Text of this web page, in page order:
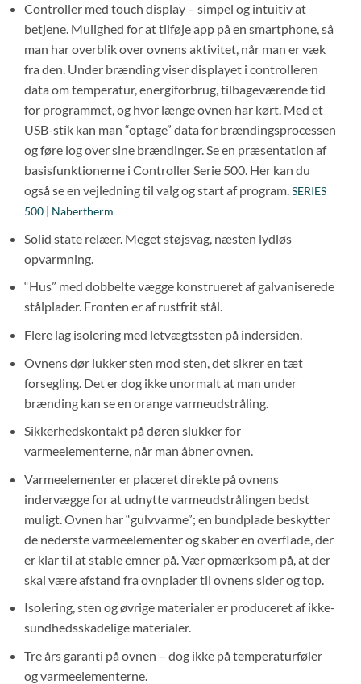
Controller med touch display – simpel og intuitiv at
betjene. Mulighed for at tilføje app på en smartphone, så
man har overblik over ovnens aktivitet, når man er væk
fra den. Under brænding viser displayet i controlleren
data om temperatur, energiforbrug, tilbageværende tid
for programmet, og hvor længe ovnen har kørt. Med et
USB-stik kan man “optage” data for brændingsprocessen
og føre log over sine brændinger. Se en præsentation af
basisfunktionerne i Controller Serie 500. Her kan du
også se en vejledning til valg og start af program.SERIES
500 | Nabertherm
Solid state relæer. Meget støjsvag, næsten lydløs
opvarmning.
“Hus” med dobbelte vægge konstrueret af galvaniserede
stålplader. Fronten er af rustfrit stål.
Flere lag isolering med letvægtssten på indersiden.
Ovnens dør lukker sten mod sten, det sikrer en tæt
forsegling. Det er dog ikke unormalt at man under
brænding kan se en orange varmeudstråling.
Sikkerhedskontakt på døren slukker for
varmeelementerne, når man åbner ovnen.
Varmeelementer er placeret direkte på ovnens
indervægge for at udnytte varmeudstrålingen bedst
muligt. Ovnen har “gulvvarme”; en bundplade beskytter
de nederste varmeelementer og skaber en overflade, der
er klar til at stable emner på. Vær opmærksom på, at der
skal være afstand fra ovnplader til ovnens sider og top.
Isolering, sten og øvrige materialer er produceret af ikke-
sundhedsskadelige materialer.
Tre års garanti på ovnen – dog ikke på temperaturføler
og varmeelementerne.